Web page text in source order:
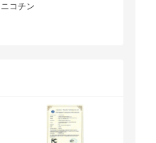
コチン